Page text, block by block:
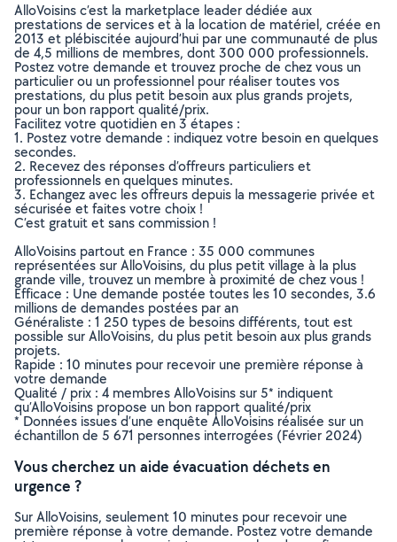
AlloVoisins c’est la marketplace leader dédiée aux
prestations de services et à la location de matériel, créée en
2013 et plébiscitée aujourd’hui par une communauté de plus
de 4,5 millions de membres, dont 300 000 professionnels.
Postez votre demande et trouvez proche de chez vous un
particulier ou un professionnel pour réaliser toutes vos
prestations, du plus petit besoin aux plus grands projets,
pour un bon rapport qualité/prix.
Facilitez votre quotidien en 3 étapes :
1. Postez votre demande : indiquez votre besoin en quelques
secondes.
2. Recevez des réponses d’offreurs particuliers et
professionnels en quelques minutes.
3. Echangez avec les offreurs depuis la messagerie privée et
sécurisée et faites votre choix !
C’est gratuit et sans commission !
AlloVoisins partout en France : 35 000 communes
représentées sur AlloVoisins, du plus petit village à la plus
grande ville, trouvez un membre à proximité de chez vous !
Efficace : Une demande postée toutes les 10 secondes, 3.6
millions de demandes postées par an
Généraliste : 1 250 types de besoins différents, tout est
possible sur AlloVoisins, du plus petit besoin aux plus grands
projets.
Rapide : 10 minutes pour recevoir une première réponse à
votre demande
Qualité / prix : 4 membres AlloVoisins sur 5* indiquent
qu’AlloVoisins propose un bon rapport qualité/prix
* Données issues d’une enquête AlloVoisins réalisée sur un
échantillon de 5 671 personnes interrogées (Février 2024)
Vous cherchez un aide évacuation déchets en
urgence ?
Sur AlloVoisins, seulement 10 minutes pour recevoir une
première réponse à votre demande. Postez votre demande